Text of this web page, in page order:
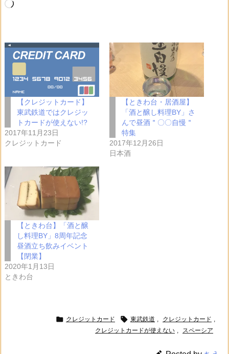
み
【クレジットカード】
東武鉄道ではクレジッ
トカードが使えない!?
2017年11月23日
クレジットカード
【ときわ台・居酒屋】
「酒と醸し料理BY」さ
んで昼酒＂〇〇自慢＂
特集
2017年12月26日
日本酒
【ときわ台】「酒と醸
し料理BY」8周年記念
昼酒立ち飲みイベント
【閉業】
2020年1月13日
ときわ台
 クレジットカード  東武鉄道 , クレジットカード ,
クレジットカードが使えない , スペーシア